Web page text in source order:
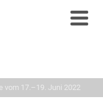
dem
vom 17.–19. Juni 2022